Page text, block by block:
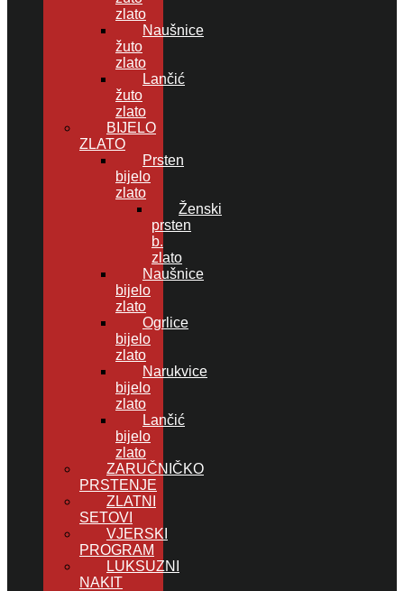
zlato
Naušnice
žuto
zlato
Lančić
žuto
zlato
BIJELO
ZLATO
Prsten
bijelo
zlato
Ženski
prsten
b.
zlato
Naušnice
bijelo
zlato
Ogrlice
bijelo
zlato
Narukvice
bijelo
zlato
Lančić
bijelo
zlato
ZARUČNIČKO
PRSTENJE
ZLATNI
SETOVI
VJERSKI
PROGRAM
LUKSUZNI
NAKIT